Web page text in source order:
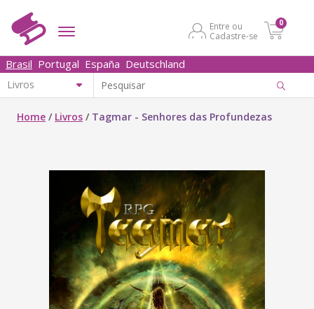
Entre ou
Cadastre-se
0
Brasil Portugal España Deutschland
Home / Livros / Tagmar - Senhores das Profundezas